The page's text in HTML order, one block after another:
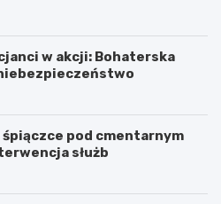
w akcji: Bohaterska
śpiączce pod cmentarnym
służb